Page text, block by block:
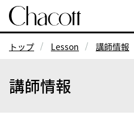
トップ Lesson 講師情報
講師情報